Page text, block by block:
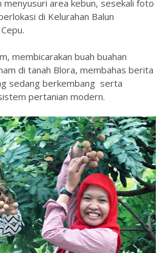
menyusuri area kebun, sesekali foto
di Kelurahan Balun
membicarakan buah buahan
di tanah Blora, membahas berita
sedang berkembang serta
pertanian modern.